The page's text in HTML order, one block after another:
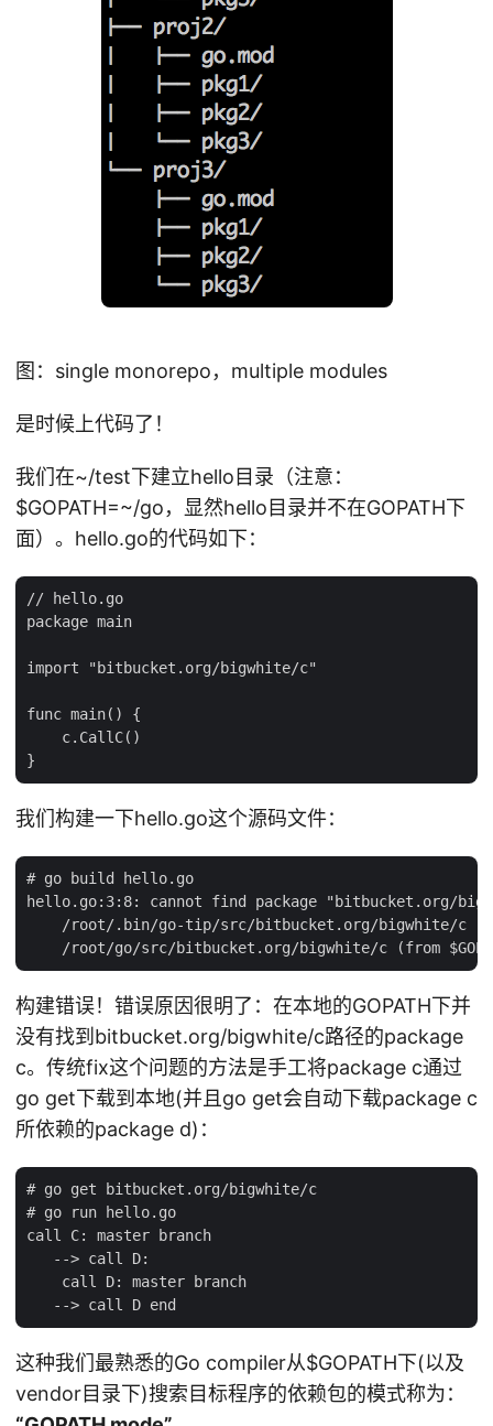
图：single monorepo，multiple modules
是时候上代码了！
我们在~/test下建立hello目录（注意：
$GOPATH=~/go，显然hello目录并不在GOPATH下
面）。hello.go的代码如下：
// hello.go
package main
import "bitbucket.org/bigwhite/c"
func main() {
    c.CallC()
我们构建一下hello.go这个源码文件：
# go build hello.go
hello.go:3:8: cannot find package "bitbucket.org/
/root/.bin/go-tip/src/bitbucket.org/bigwhite/c
构建错误！错误原因很明了：在本地的GOPATH下并
没有找到bitbucket.org/bigwhite/c路径的package
c。传统fix这个问题的方法是手工将package c通过
go get下载到本地(并且go get会自动下载package c
所依赖的package d)：
# go get bitbucket.org/bigwhite/c
# go run hello.go
call C: master branch
   --> call D:
    call D: master branch
这种我们最熟悉的Go compiler从$GOPATH下(以及
vendor目录下)搜索目标程序的依赖包的模式称为：